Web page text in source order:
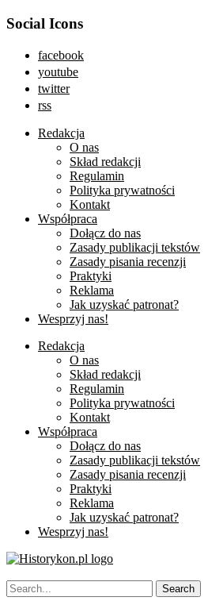
Social Icons
facebook
youtube
twitter
rss
Redakcja
O nas
Skład redakcji
Regulamin
Polityka prywatności
Kontakt
Współpraca
Dołącz do nas
Zasady publikacji tekstów
Zasady pisania recenzji
Praktyki
Reklama
Jak uzyskać patronat?
Wesprzyj nas!
Redakcja
O nas
Skład redakcji
Regulamin
Polityka prywatności
Kontakt
Współpraca
Dołącz do nas
Zasady publikacji tekstów
Zasady pisania recenzji
Praktyki
Reklama
Jak uzyskać patronat?
Wesprzyj nas!